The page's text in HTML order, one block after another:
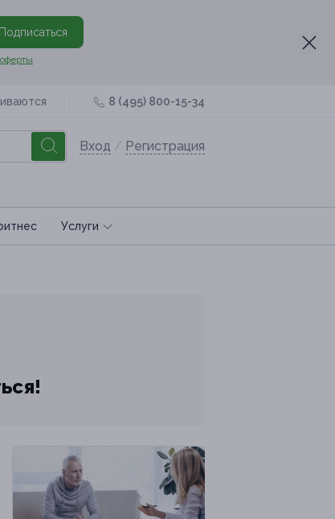
Подписаться
8 (495) 800-15-34
Вход / Регистрация
Услуги